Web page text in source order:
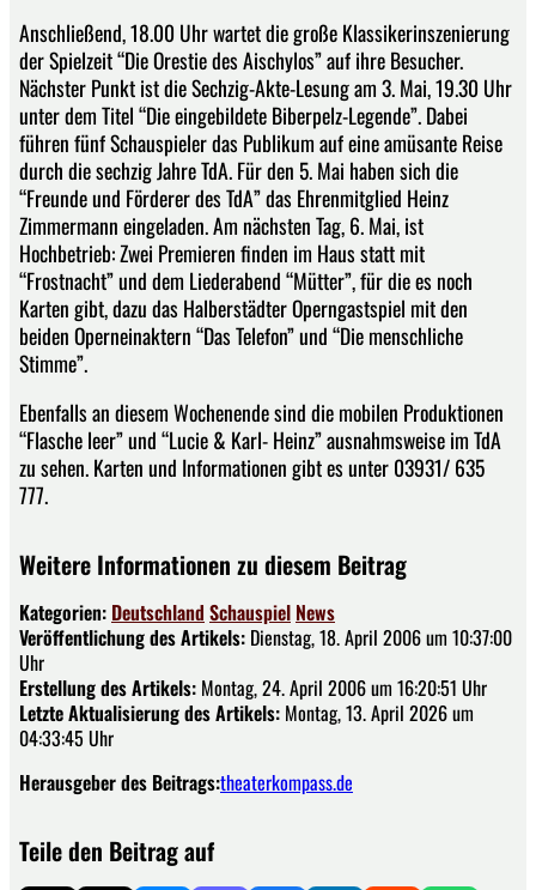
Anschließend, 18.00 Uhr wartet die große Klassikerinszenierung
der Spielzeit “Die Orestie des Aischylos” auf ihre Besucher.
Nächster Punkt ist die Sechzig-Akte-Lesung am 3. Mai, 19.30 Uhr
unter dem Titel “Die eingebildete Biberpelz-Legende”. Dabei
führen fünf Schauspieler das Publikum auf eine amüsante Reise
durch die sechzig Jahre TdA. Für den 5. Mai haben sich die
“Freunde und Förderer des TdA” das Ehrenmitglied Heinz
Zimmermann eingeladen. Am nächsten Tag, 6. Mai, ist
Hochbetrieb: Zwei Premieren finden im Haus statt mit
“Frostnacht” und dem Liederabend “Mütter”, für die es noch
Karten gibt, dazu das Halberstädter Operngastspiel mit den
beiden Operneinaktern “Das Telefon” und “Die menschliche
Stimme”.
Ebenfalls an diesem Wochenende sind die mobilen Produktionen
“Flasche leer” und “Lucie & Karl- Heinz” ausnahmsweise im TdA
zu sehen. Karten und Informationen gibt es unter 03931/ 635
777.
Weitere Informationen zu diesem Beitrag
Kategorien: Deutschland Schauspiel News
Veröffentlichung des Artikels: Dienstag, 18. April 2006 um 10:37:00
Uhr
Erstellung des Artikels: Montag, 24. April 2006 um 16:20:51 Uhr
Letzte Aktualisierung des Artikels: Montag, 13. April 2026 um
04:33:45 Uhr
Herausgeber des Beitrags:theaterkompass.de
Teile den Beitrag auf